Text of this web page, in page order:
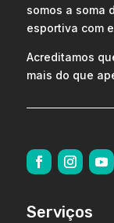
somos a soma
esportiva com
Acreditamos
mais do que
Serviços